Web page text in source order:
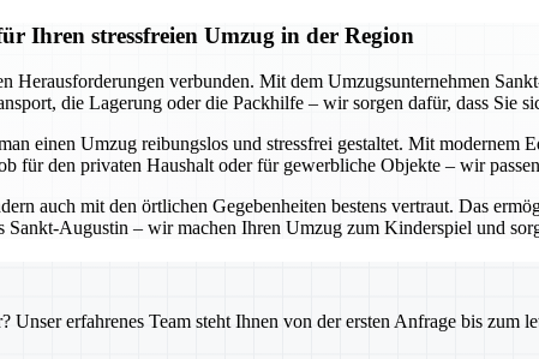
Ihren stressfreien Umzug in der Region
verbunden. Mit dem Umzugsunternehmen
die Lagerung oder die Packhilfe – wir sorgen dafür, dass Sie
einen Umzug reibungslos und stressfrei gestaltet. Mit
für den privaten Haushalt oder für gewerbliche Objekte – wir
auch mit den örtlichen Gegebenheiten bestens vertraut. Das
Augustin – wir machen Ihren Umzug zum Kinderspiel und
Unser erfahrenes Team steht Ihnen von der ersten Anfrage bis zum